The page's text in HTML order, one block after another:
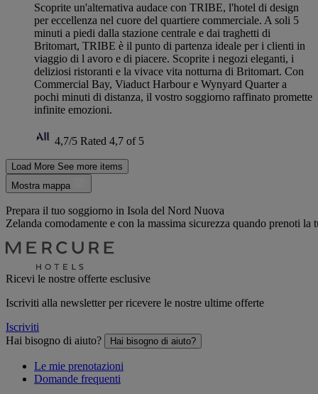
Scoprite un'alternativa audace con TRIBE, l'hotel di design
per eccellenza nel cuore del quartiere commerciale. A soli 5
minuti a piedi dalla stazione centrale e dai traghetti di
Britomart, TRIBE è il punto di partenza ideale per i clienti in
viaggio di l avoro e di piacere. Scoprite i negozi eleganti, i
deliziosi ristoranti e la vivace vita notturna di Britomart. Con
Commercial Bay, Viaduct Harbour e Wynyard Quarter a
pochi minuti di distanza, il vostro soggiorno raffinato promette
infinite emozioni.
4,7/5 Rated 4,7 of 5
Load More See more items
Mostra mappa
Prepara il tuo soggiorno in Isola del Nord Nuova
Zelanda comodamente e con la massima sicurezza quando prenoti
Ricevi le nostre offerte esclusive
Iscriviti alla newsletter per ricevere le nostre ultime offerte
Iscriviti
Hai bisogno di aiuto?
Hai bisogno di aiuto?
Le mie prenotazioni
Domande frequenti